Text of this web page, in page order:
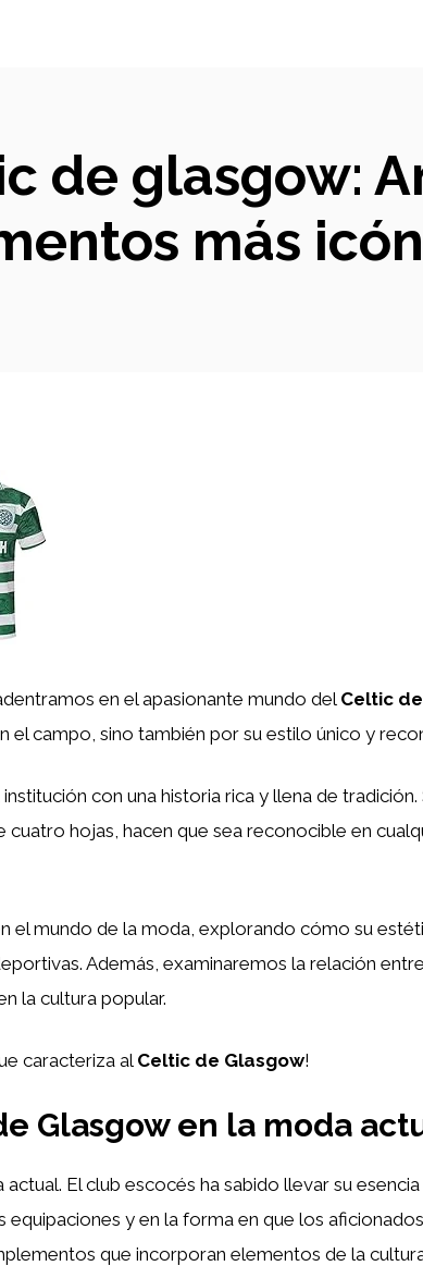
de glasgow:
más
en el apasionante mundo del Celtic de
el campo, sino también por su estilo único y
con una historia rica y llena de tradición.
hojas, hacen que sea reconocible en
el mundo de la moda, explorando cómo su
Además, examinaremos la relación
la cultura popular.
caracteriza al Celtic de Glasgow!
Glasgow en la moda
El club escocés ha sabido llevar su
y en la forma en que los
que incorporan elementos de la